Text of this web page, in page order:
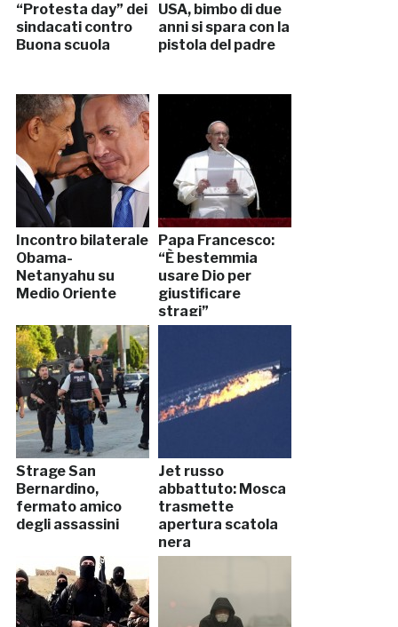
“Protesta day” dei
sindacati contro
Buona scuola
USA, bimbo di due
anni si spara con la
pistola del padre
Incontro bilaterale
Obama-
Netanyahu su
Medio Oriente
Papa Francesco:
“È bestemmia
usare Dio per
giustificare
stragi”
Strage San
Bernardino,
fermato amico
degli assassini
Jet russo
abbattuto: Mosca
trasmette
apertura scatola
nera